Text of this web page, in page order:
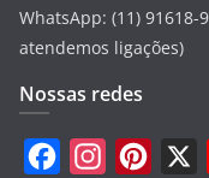
WhatsApp: (11) 91618-
atendemos ligações)
Nossas redes